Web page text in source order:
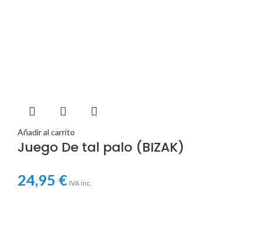
Añadir al carrito
Juego De tal palo (BIZAK)
24,95 € IVA inc.